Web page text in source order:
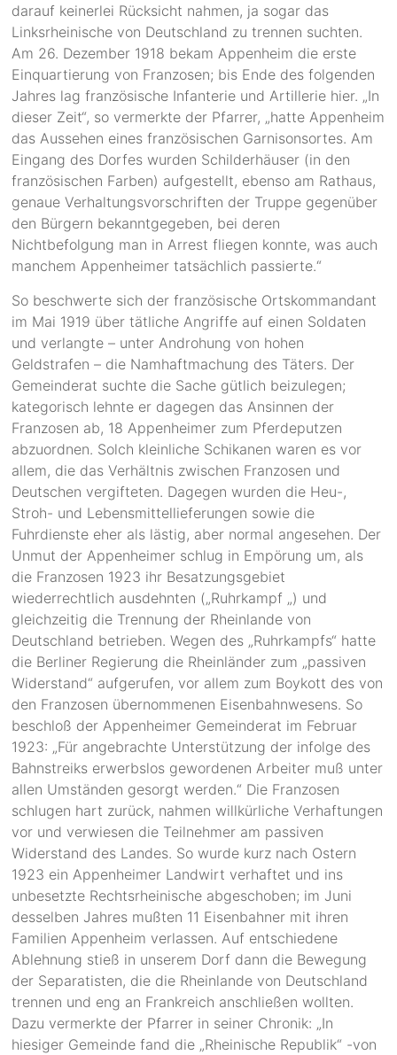
darauf keinerlei Rücksicht nahmen, ja sogar das
Linksrheinische von Deutschland zu trennen suchten.
Am 26. Dezember 1918 bekam Appenheim die erste
Einquartierung von Franzosen; bis Ende des folgenden
Jahres lag französische Infanterie und Artillerie hier. „In
dieser Zeit“, so vermerkte der Pfarrer, „hatte Appenheim
das Aussehen eines französischen Garnisonsortes. Am
Eingang des Dorfes wurden Schilderhäuser (in den
französischen Farben) aufgestellt, ebenso am Rathaus,
genaue Verhaltungsvorschriften der Truppe gegenüber
den Bürgern bekanntgegeben, bei deren
Nichtbefolgung man in Arrest fliegen konnte, was auch
manchem Appenheimer tatsächlich passierte.“
So beschwerte sich der französische Ortskommandant
im Mai 1919 über tätliche Angriffe auf einen Soldaten
und verlangte – unter Androhung von hohen
Geldstrafen – die Namhaftmachung des Täters. Der
Gemeinderat suchte die Sache gütlich beizulegen;
kategorisch lehnte er dagegen das Ansinnen der
Franzosen ab, 18 Appenheimer zum Pferdeputzen
abzuordnen. Solch kleinliche Schikanen waren es vor
allem, die das Verhältnis zwischen Franzosen und
Deutschen vergifteten. Dagegen wurden die Heu-,
Stroh- und Lebensmittellieferungen sowie die
Fuhrdienste eher als lästig, aber normal angesehen. Der
Unmut der Appenheimer schlug in Empörung um, als
die Franzosen 1923 ihr Besatzungsgebiet
wiederrechtlich ausdehnten („Ruhrkampf „) und
gleichzeitig die Trennung der Rheinlande von
Deutschland betrieben. Wegen des „Ruhrkampfs“ hatte
die Berliner Regierung die Rheinländer zum „passiven
Widerstand“ aufgerufen, vor allem zum Boykott des von
den Franzosen übernommenen Eisenbahnwesens. So
beschloß der Appenheimer Gemeinderat im Februar
1923: „Für angebrachte Unterstützung der infolge des
Bahnstreiks erwerbslos gewordenen Arbeiter muß unter
allen Umständen gesorgt werden.“ Die Franzosen
schlugen hart zurück, nahmen willkürliche Verhaftungen
vor und verwiesen die Teilnehmer am passiven
Widerstand des Landes. So wurde kurz nach Ostern
1923 ein Appenheimer Landwirt verhaftet und ins
unbesetzte Rechtsrheinische abgeschoben; im Juni
desselben Jahres mußten 11 Eisenbahner mit ihren
Familien Appenheim verlassen. Auf entschiedene
Ablehnung stieß in unserem Dorf dann die Bewegung
der Separatisten, die die Rheinlande von Deutschland
trennen und eng an Frankreich anschließen wollten.
Dazu vermerkte der Pfarrer in seiner Chronik: „In
hiesiger Gemeinde fand die „Rheinische Republik“ -von